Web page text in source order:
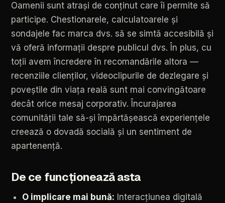
Oamenii sunt atrași de conținut care îi permite să
participe. Chestionarele, calculatoarele și
sondajele fac marca dvs. să se simtă accesibilă și
vă oferă informații despre publicul dvs. În plus, cu
toții avem încredere în recomandările altora —
recenziile clienților, videoclipurile de dezlegare și
poveștile din viața reală sunt mai convingătoare
decât orice mesaj corporativ. Încurajarea
comunității tale să-și împărtășească experiențele
creează o dovadă socială și un sentiment de
apartenență.
De ce funcționeazăasta
O implicare mai bună: Interacțiunea digitală